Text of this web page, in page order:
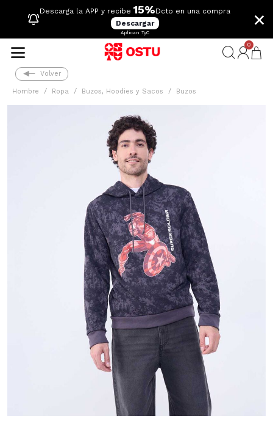
Descarga la APP y recibe 15%Dcto en una compra
Descargar
Aplican TyC
×
0
Volver
Hombre Ropa Buzos, Hoodies y Sacos Buzos